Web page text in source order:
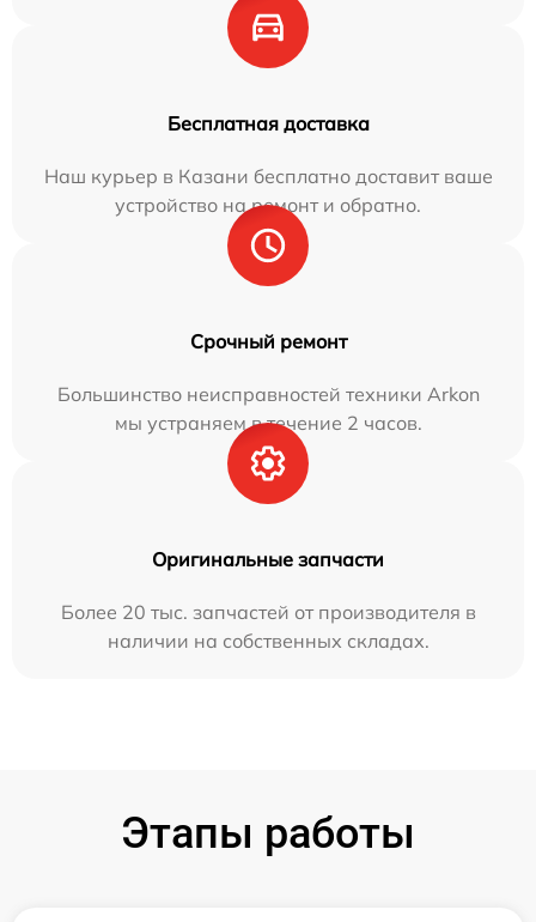
Бесплатная доставка
Наш курьер в Казани бесплатно доставит ваше
устройство на ремонт и обратно.
Срочный ремонт
Большинство неисправностей техники Arkon
мы устраняем в течение 2 часов.
Оригинальные запчасти
Более 20 тыс. запчастей от производителя в
наличии на собственных складах.
Этапы работы